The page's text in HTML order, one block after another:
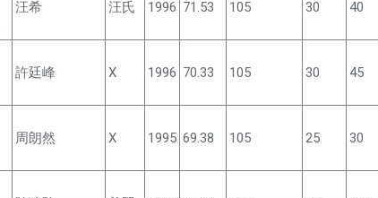
汪希 汪氏 1996 71.53 105 30 40
許廷峰 X 1996 70.33 105 30 45
周朗然 X 1995 69.38 105 25 30